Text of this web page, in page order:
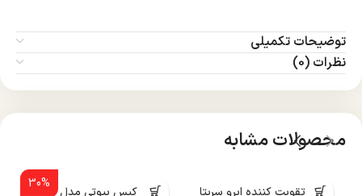
توضیحات تکمیلی
نظرات (0)
محصولات مشابه
سرم تقویت کننده ابرو سریتا
30%
پنکک کیس بیوتی مدل R515